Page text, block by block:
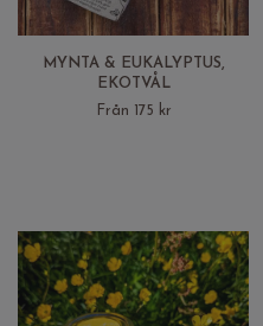
MYNTA & EUKALYPTUS,
EKOTVÅL
Från 175 kr